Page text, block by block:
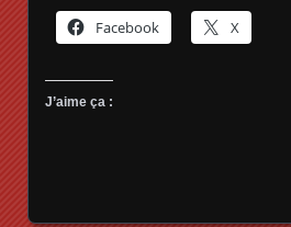
Facebook X
J’aime ça :